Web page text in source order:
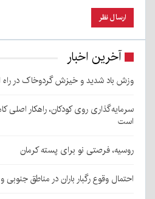
آخرین اخبار
وزش باد شدید و خیزش گردوخاک در راه
سرمایه‌گذاری روی کودکان، راهکار
است
روسیه، فرصتی نو برای پسته کرمان
احتمال وقوع رگبار باران در مناطق